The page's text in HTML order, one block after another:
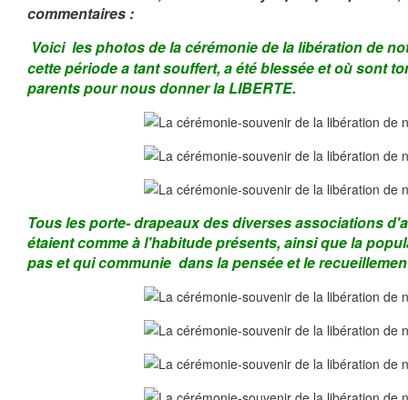
commentaires :
Voici les photos de la cérémonie de la libération de
cette période a tant souffert, a été blessée et où sont
parents pour nous donner la LIBERTE.
Tous les porte- drapeaux des diverses associations
étaient comme à l'habitude présents, ainsi que la
pas et qui communie dans la pensée et le